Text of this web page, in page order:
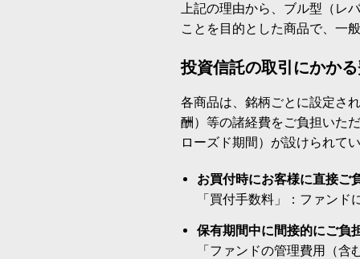
上記の理由から、ブル型（レ
ことを目的とした商品で、一
投資信託の取引にかか
各商品は、銘柄ごとに設定さ
酬）等の諸経費をご負担いた
ローズド期間）が設けられて
お買付時にお客様に直接ご
「買付手数料」：ファンド
保有期間中に間接的にご負
「ファンドの管理費用（